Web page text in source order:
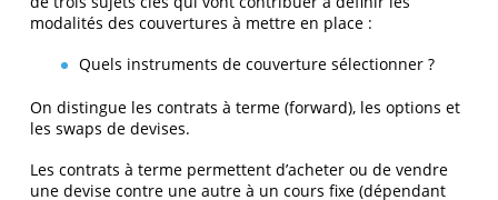
modalités des couvertures à mettre en place :
Quels instruments de couverture sélectionner ?
On distingue les contrats à terme (forward), les options et
les swaps de devises.
Les contrats à terme permettent d’acheter ou de vendre
une devise contre une autre à un cours fixe (dépendant